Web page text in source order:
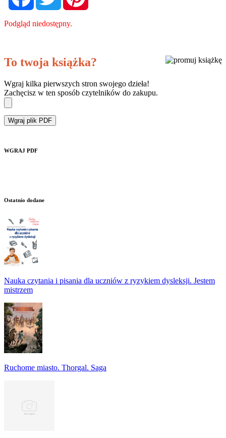
Podgląd niedostępny.
To twoja książka?
Wgraj kilka pierwszych stron swojego dzieła!
Zachęcisz w ten sposób czytelników do zakupu.
Wgraj plik PDF
WGRAJ PDF
Ostatnio dodane
Nauka czytania i pisania dla uczniów z ryzykiem dysleksji. Jestem
mistrzem
Ruchome miasto. Thorgal. Saga